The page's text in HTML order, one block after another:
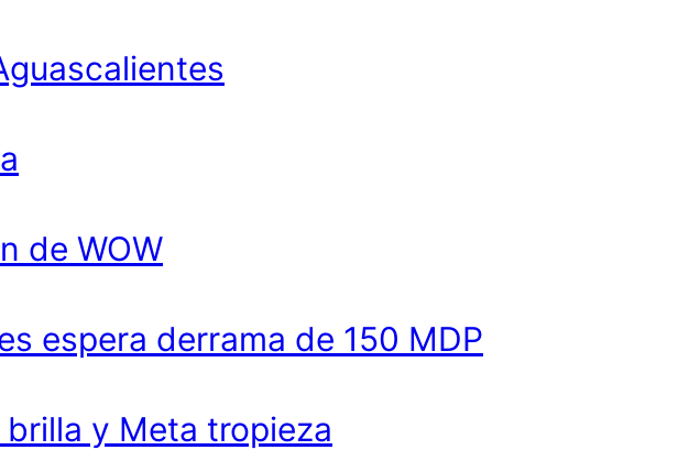
de WOW
espera derrama de 150 MDP
y Meta tropieza